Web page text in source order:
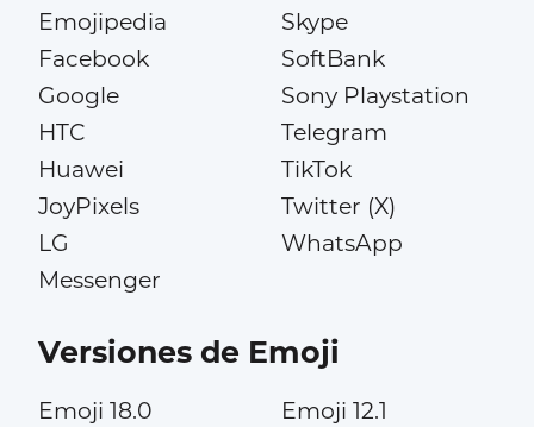
Emojipedia
Facebook
Google
HTC
Huawei
JoyPixels
LG
Messenger
Skype
SoftBank
Sony Playstation
Telegram
TikTok
Twitter (X)
WhatsApp
Versiones de Emoji
Emoji 18.0
Emoji 12.1